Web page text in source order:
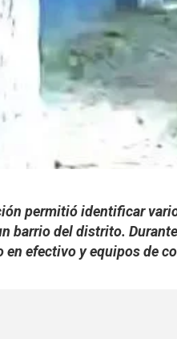
permitió identificar
barrio del distrito.
en efectivo y equipos de